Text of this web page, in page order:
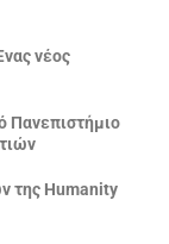
νέος
Πανεπιστήμιο
της Humanity